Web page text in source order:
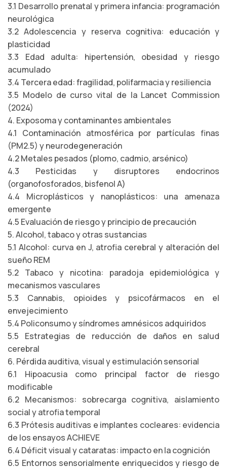
3.1 Desarrollo prenatal y primera infancia: programación
neurológica
3.2 Adolescencia y reserva cognitiva: educación y
plasticidad
3.3 Edad adulta: hipertensión, obesidad y riesgo
acumulado
3.4 Tercera edad: fragilidad, polifarmacia y resiliencia
3.5 Modelo de curso vital de la Lancet Commission
(2024)
4. Exposoma y contaminantes ambientales
4.1 Contaminación atmosférica por partículas finas
(PM2.5) y neurodegeneración
4.2 Metales pesados (plomo, cadmio, arsénico)
4.3 Pesticidas y disruptores endocrinos
(organofosforados, bisfenol A)
4.4 Microplásticos y nanoplásticos: una amenaza
emergente
4.5 Evaluación de riesgo y principio de precaución
5. Alcohol, tabaco y otras sustancias
5.1 Alcohol: curva en J, atrofia cerebral y alteración del
sueño REM
5.2 Tabaco y nicotina: paradoja epidemiológica y
mecanismos vasculares
5.3 Cannabis, opioides y psicofármacos en el
envejecimiento
5.4 Policonsumo y síndromes amnésicos adquiridos
5.5 Estrategias de reducción de daños en salud
cerebral
6. Pérdida auditiva, visual y estimulación sensorial
6.1 Hipoacusia como principal factor de riesgo
modificable
6.2 Mecanismos: sobrecarga cognitiva, aislamiento
social y atrofia temporal
6.3 Prótesis auditivas e implantes cocleares: evidencia
de los ensayos ACHIEVE
6.4 Déficit visual y cataratas: impacto en la cognición
6.5 Entornos sensorialmente enriquecidos y riesgo de